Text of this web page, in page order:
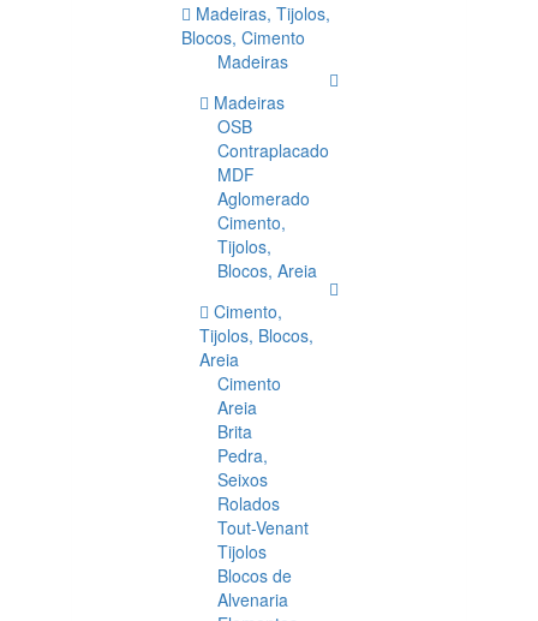
Madeiras, Tijolos,
Blocos, Cimento
Madeiras
Madeiras
OSB
Contraplacado
MDF
Aglomerado
Cimento,
Tijolos,
Blocos, Areia
Cimento,
Tijolos, Blocos,
Areia
Cimento
Areia
Brita
Pedra,
Seixos
Rolados
Tout-Venant
Tijolos
Blocos de
Alvenaria